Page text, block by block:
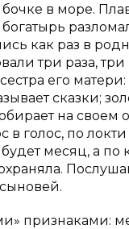
в море.
как раз в
три раза, три
его матери:
сказки;
на своем
в голос, по
месяц, а по
признаками: